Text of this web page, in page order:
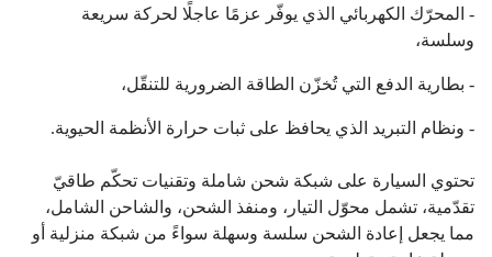
- المحرّك الكهربائي الذي يوفّر عزمًا عاجلًا لحركة سريعة
وسلسة،
- بطارية الدفع التي تُخزّن الطاقة الضرورية للتنقّل،
- ونظام التبريد الذي يحافظ على ثبات حرارة الأنظمة الحيوية.
تحتوي السيارة على شبكة شحن شاملة وتقنيات تحكّم طاقيّ
تقدّمية، تشمل محوّل التيار، ومنفذ الشحن، والشاحن الشامل،
مما يجعل إعادة الشحن سلسة وسهلة سواءً من شبكة منزلية أو